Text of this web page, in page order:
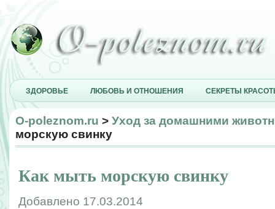
ЗДОРОВЬЕ ЛЮБОВЬ И ОТНОШЕНИЯ СЕКРЕТЫ
O-poleznom.ru > Уход за домашними
морскую свинку
Как мыть морскую свинку
Добавлено 17.03.2014